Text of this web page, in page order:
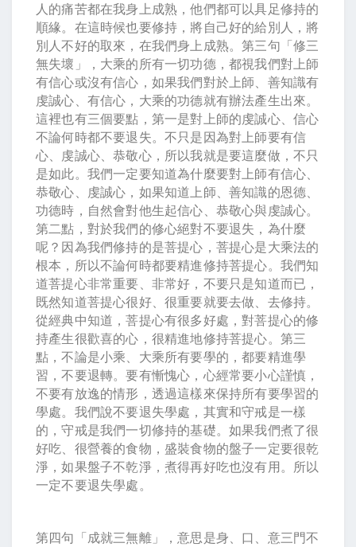
人的痛苦都在我身上成熟，他們都可以具足修持的
順緣。在這時候也要修持，將自己好的給別人，將
別人不好的取來，在我們身上成熟。第三句「修三
無失壞」，大乘的所有一切功德，都視我們對上師
有信心或沒有信心，如果我們對於上師、善知識有
虔誠心、有信心，大乘的功德就有辦法產生出來。
這裡也有三個要點，第一是對上師的虔誠心、信心
不論何時都不要退失。不只是因為對上師要有信
心、虔誠心、恭敬心，所以我就是要這麼做，不只
是如此。我們一定要知道為什麼要對上師有信心、
恭敬心、虔誠心，如果知道上師、善知識的恩德、
功德時，自然會對他生起信心、恭敬心與虔誠心。
第二點，對於我們的修心絕對不要退失，為什麼
呢？因為我們修持的是菩提心，菩提心是大乘法的
根本，所以不論何時都要精進修持菩提心。我們知
道菩提心非常重要、非常好，不要只是知道而已，
既然知道菩提心很好、很重要就要去做、去修持。
從經典中知道，菩提心有很多好處，對菩提心的修
持產生很歡喜的心，很精進地修持菩提心。第三
點，不論是小乘、大乘所有要學的，都要精進學
習，不要退轉。要有慚愧心，心經常要小心謹慎，
不要有放逸的情形，透過這樣來保持所有要學習的
學處。我們說不要退失學處，其實和守戒是一樣
的，守戒是我們一切修持的基礎。如果我們煮了很
好吃、很營養的食物，盛裝食物的盤子一定要很乾
淨，如果盤子不乾淨，煮得再好吃也沒有用。所以
一定不要退失學處。
第四句「成就三無離」，意思是身、口、意三門不